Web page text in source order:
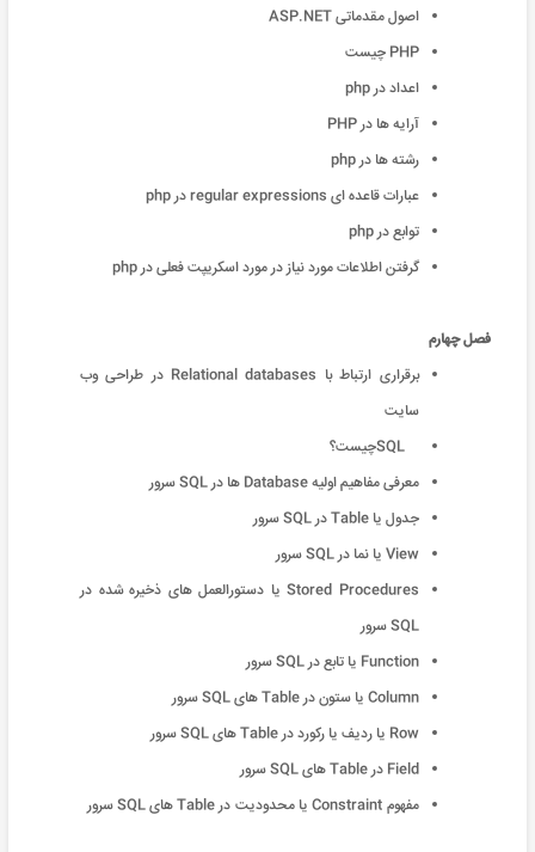
اصول مقدماتی ASP.NET
PHP چیست
اعداد در php
آرایه ها در PHP
رشته ها در php
عبارات قاعده ای regular expressions در php
توابع در php
گرفتن اطلاعات مورد نیاز در مورد اسکریپت فعلی در php
فصل چهارم
برقراری ارتباط با Relational databases در طراحی وب
سایت
معرفی مفاهیم اولیه Database ها در SQL سرور
جدول یا Table در SQL سرور
View یا نما در SQL سرور
Stored Procedures یا دستورالعمل های ذخیره شده در
SQL سرور
Function یا تابع در SQL سرور
Column یا ستون در Table های SQL سرور
Row یا ردیف یا رکورد در Table های SQL سرور
Field در Table های SQL سرور
مفهوم Constraint یا محدودیت در Table های SQL سرور